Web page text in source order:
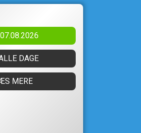
Fra 07.08.2026
DAGE
MERE